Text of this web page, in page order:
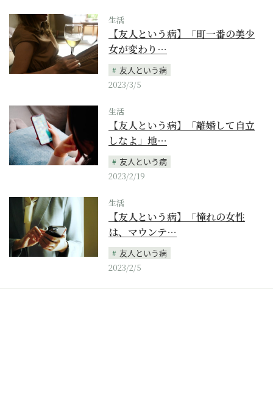
生活
【友人という病】「町一番の美少
女が変わり…
友人という病
2023/3/5
生活
【友人という病】「離婚して自立
しなよ」地…
友人という病
2023/2/19
生活
【友人という病】「憧れの女性
は、マウンテ…
友人という病
2023/2/5